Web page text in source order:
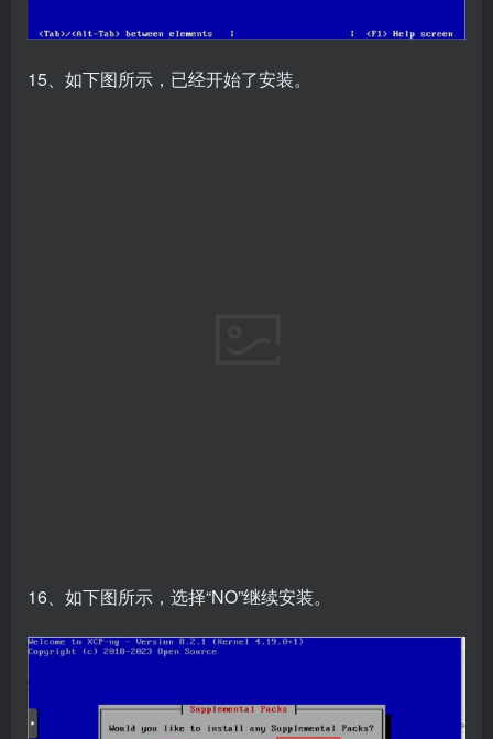
15、如下图所示，已经开始了安装。
17、如下图所示，安装完成，选择OK后重启主机。